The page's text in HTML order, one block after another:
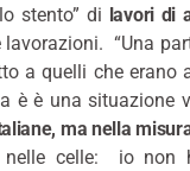
stento” di lavori di
“Una
a quelli che erano
è è una situazione
ma nella
celle: io non